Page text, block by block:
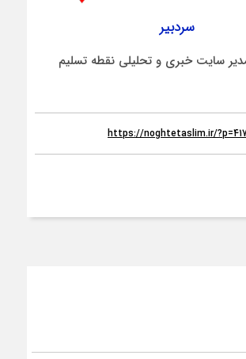
سردبیر
سایت خبری و تحلیلی نقطه تسلیم
https://noghtetaslim.ir/